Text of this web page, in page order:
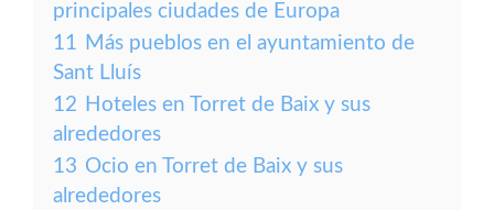
principales ciudades de Europa
11 Más pueblos en el ayuntamiento de
Sant Lluís
12 Hoteles en Torret de Baix y sus
alrededores
13 Ocio en Torret de Baix y sus
alrededores